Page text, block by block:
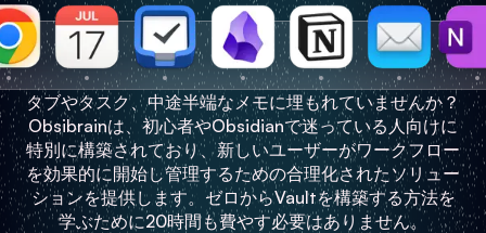
タブやタスク、中途半端なメモに埋もれていませんか？
Obsibrainは、初心者やObsidianで迷っている人向けに
特別に構築されており、新しいユーザーがワークフロー
を効果的に開始し管理するための合理化されたソリュー
ションを提供します。ゼロからVaultを構築する方法を
学ぶために20時間も費やす必要はありません。